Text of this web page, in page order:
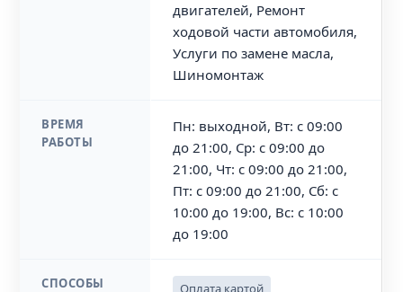
двигателей, Ремонт
ходовой части автомобиля,
Услуги по замене масла,
Шиномонтаж
ВРЕМЯ
РАБОТЫ
Пн: выходной, Вт: с 09:00
до 21:00, Ср: с 09:00 до
21:00, Чт: с 09:00 до 21:00,
Пт: с 09:00 до 21:00, Сб: с
10:00 до 19:00, Вс: с 10:00
до 19:00
СПОСОБЫ
Оплата картой